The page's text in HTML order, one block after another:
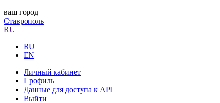
ваш город
Ставрополь
RU
RU
EN
Личный кабинет
Профиль
Данные для доступа к API
Выйти